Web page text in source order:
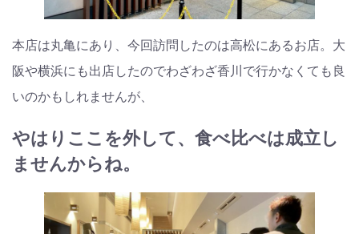
本店は丸亀にあり、今回訪問したのは高松にあるお店。大
阪や横浜にも出店したのでわざわざ香川で行かなくても良
いのかもしれませんが、
やはりここを外して、食べ比べは成立し
ませんからね。